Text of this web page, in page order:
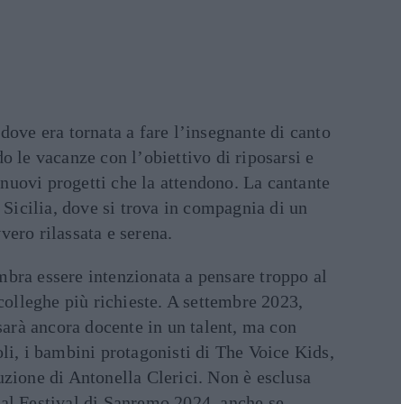
era tornata a fare l’insegnante di canto
le vacanze con l’obiettivo di riposarsi e
progetti che la attendono. La cantante
dove si trova in compagnia di un
rilassata e serena.
essere intenzionata a pensare troppo al
più richieste. A settembre 2023,
ancora docente in un talent, ma con
i bambini protagonisti di The Voice Kids,
di Antonella Clerici. Non è esclusa